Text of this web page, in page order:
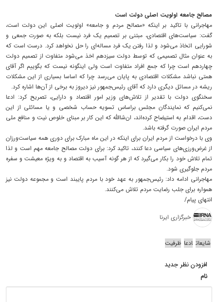
مصالح جامعه اولویت اصلی دولت است
مهاجرانی با تاکید بر اینکه «مصالح مردم و جامعه» اولویت اصلی این دولت است،
گفت: سیاست‌های اقتصادی، مبتنی بر تصمیم یک فرد نیست بلکه به صورت جمعی و
شورایی اتخاذ می‌شود و لذا رفتن یک فرد مساله‌ای را حل نخواهد کرد. درست است که
به عنوان مثال تصمیمی که توسط دولت سیزدهم اخذ می‌شود متفاوت از تصمیم دولت
چهاردهم است چرا که جمع افراد متفاوت است ولی اینگونه نیست که بگوییم اگر آقای
همتی نباشد مشکلات اقتصادی به پایان می‌رسد چرا که اساسا بسیاری از این مشکلات
ریشه در مسائل دیگری دارد که آقای رئیس‌جمهور نیز دیروز به برخی از آن‌ها اشاره کرد.
سخنگوی دولت با تقدیر از تلاش‌های وزیر امور اقتصاد و دارایی، تصریح کرد: ادعا
نمی‌کنیم که نمایندگان مجلس براساس تسویه حساب شخصی و یا مسائلی از این
دست، اقدام به استیضاح کرده‌اند، ان‌شاالله که این کار بر مبنای خلوص نیت و منافع ملی
مردم ایران صورت گرفته باشد.
وی با درخواست از مردم ایران برای اینکه در این ماه مبارک برای دوری همه سیاست‌ورزان
از غرض‌ورزی‌های سیاسی دعا کنند، تاکید کرد: برای دولت مصالح جامعه مهم است و لذا
تمام تلاش خود را بکار می‌گیرد که از هر گونه آسیب به اقتصاد و به ویژه معیشت و سفره
مردم جلوگیری شود.
مهاجرانی ادامه داد: رئیس‌جمهور به عهد خود با مردم پایبند است و مجموعه دولت نیز
همواره برای جلب رضایت مردم تلاش می‌کنند.
انتهای پیام/
خبرگزاری ایرنا
شایعات ادعا ظرفیت‌
افزودن نظر جدید
نام